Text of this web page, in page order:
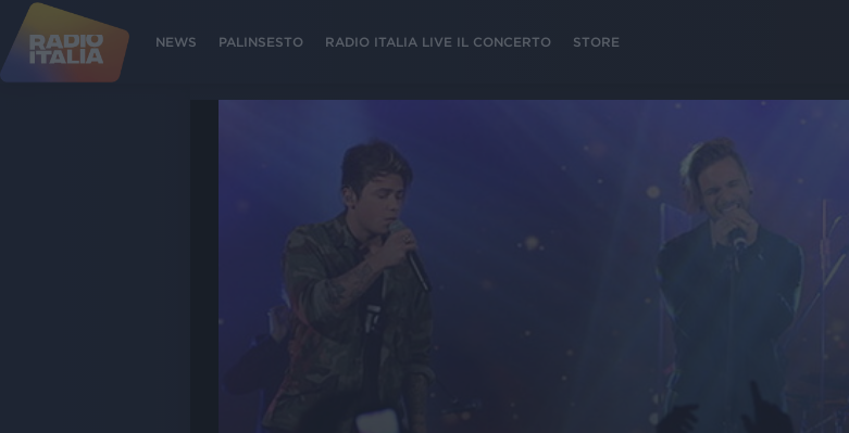
NEWS PALINSESTO RADIO ITALIA LIVE IL CONCERTO STORE